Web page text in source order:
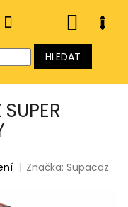
HLEDAT
KOŠÍK
Značka:Supacaz